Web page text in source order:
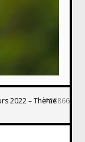
2022 – Thème#28866